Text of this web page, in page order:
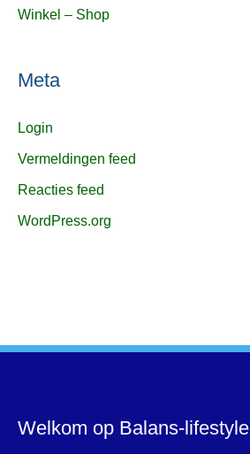
Winkel – Shop
Meta
Login
Vermeldingen feed
Reacties feed
WordPress.org
Welkom op Balans-lifestyle